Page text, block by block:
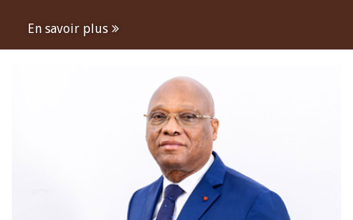
En savoir plus